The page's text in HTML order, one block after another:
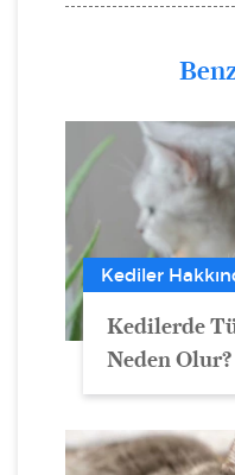
Kediler
Kedilerde
Neden Olur?